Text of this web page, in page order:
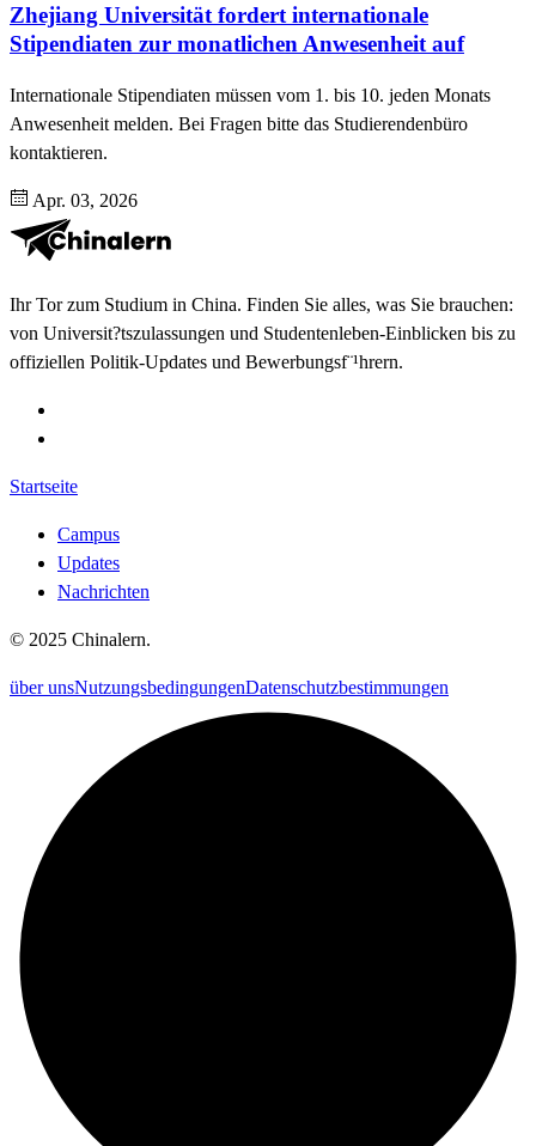
Zhejiang Universität fordert internationale
Stipendiaten zur monatlichen Anwesenheit auf
Internationale Stipendiaten müssen vom 1. bis 10. jeden Monats
Anwesenheit melden. Bei Fragen bitte das Studierendenbüro
kontaktieren.
Apr. 03, 2026
Ihr Tor zum Studium in China. Finden Sie alles, was Sie brauchen:
von Universit?tszulassungen und Studentenleben-Einblicken bis zu
offiziellen Politik-Updates und Bewerbungsf¨¹hrern.
Startseite
Campus
Updates
Nachrichten
© 2025 Chinalern.
über unsNutzungsbedingungenDatenschutzbestimmungen